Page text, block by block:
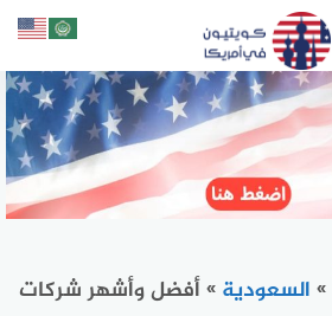
» السعودية »أفضل وأشهر شركات